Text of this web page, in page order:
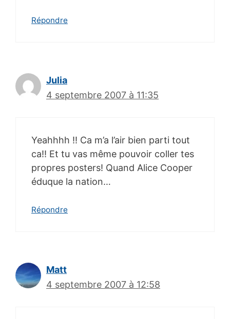
Répondre
Julia
4 septembre 2007 à 11:35
Yeahhhh !! Ca m’a l’air bien parti tout
ca!! Et tu vas même pouvoir coller tes
propres posters! Quand Alice Cooper
éduque la nation…
Répondre
Matt
4 septembre 2007 à 12:58